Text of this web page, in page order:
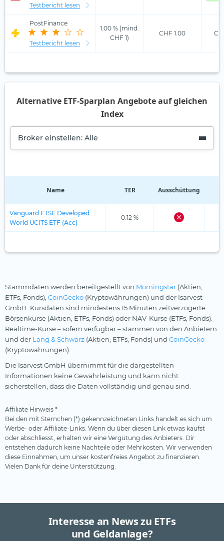
Testbericht lesen
PostFinance
Testbericht lesen
1.00 % (mind.
CHF 1)
CHF 1.00
Alternative ETF-Sparplan Angebote auf gleichen
Index
Broker einstellen: Alle
Name TER Ausschüttung
Vanguard FTSE Developed
World UCITS ETF (Acc)
0.12 %
Stammdaten werden bereitgestellt von Morningstar (Aktien,
ETFs, Fonds), CoinGecko (Kryptowährungen) und der Isarvest
GmbH. Kursdaten sind mindestens 15 Minuten zeitverzögerte
Börsenkurse (Aktien, ETFs, Fonds) oder NAV-Kurse (ETFs, Fonds).
Realtime-Kurse – sofern verfügbar – stammen von den Anbietern
und der Lang & Schwarz (Aktien, ETFs, Fonds) und CoinGecko
(Kryptowährungen).
Die Isarvest GmbH übernimmt für die dargestellten
Informationen keine Gewährleistung und kann nicht
sicherstellen, dass die Daten vollständig und genau sind.
Affiliate Hinweis *
Bei den mit Sternchen (*) gekennzeichneten Links handelt es sich um
Werbe- oder Affiliate-Links. Wenn du über diesen Link etwas kaufst
oder abschliesst, erhalten wir eine Vergütung des Anbieters. Dir
entstehen dadurch keine Nachteile oder Mehrkosten. Wir verwenden
diese Einnahmen, um unser kostenfreies Angebot zu finanzieren.
Vielen Dank für deine Unterstützung.
Interesse an News zu ETFs
und Geldanlage?